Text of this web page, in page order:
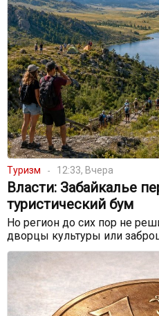
Туризм 12:33, Вчера
Власти: Забайкалье
туристический бум
Но регион до сих пор не
дворцы культуры или